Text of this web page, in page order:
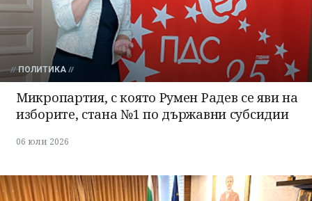
ПОЛИТИКА
Микропартия, с която Румен Радев се яви на
изборите, стана №1 по държавни субсидии
06 юли 2026